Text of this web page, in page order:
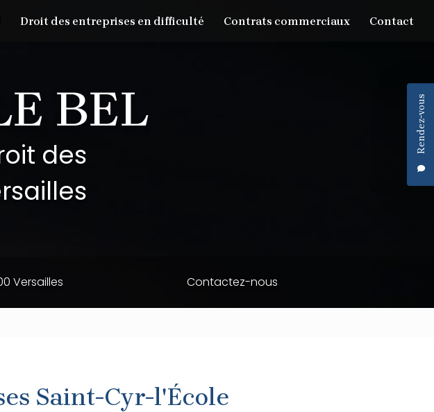
Rendez-vous
Droit des entreprises en difficulté Contrats commerciaux Contact
des
Versailles Contactez-nous
Saint-Cyr-l'École